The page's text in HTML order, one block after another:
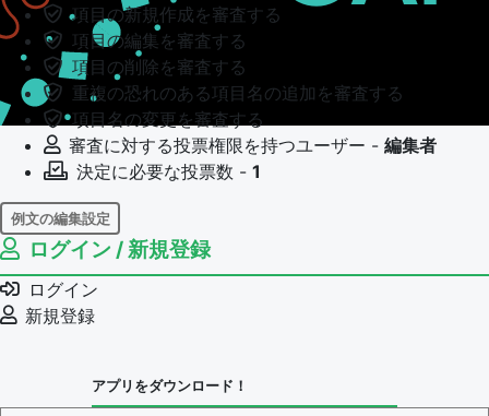
項目の新規作成を審査する
項目の編集を審査する
項目の削除を審査する
重複の恐れのある項目名の追加を審査する
項目名の変更を審査する
審査に対する投票権限を持つユーザー - 編集者
決定に必要な投票数 - 1
例文の編集設定
例文の編集権限を持つユーザー -
例文の編集を審査する
例文の削除を審査する
審査に対する投票権限を持つユーザー -
ログイン / 新規登録
ログイン
新規登録
アプリをダウンロード！